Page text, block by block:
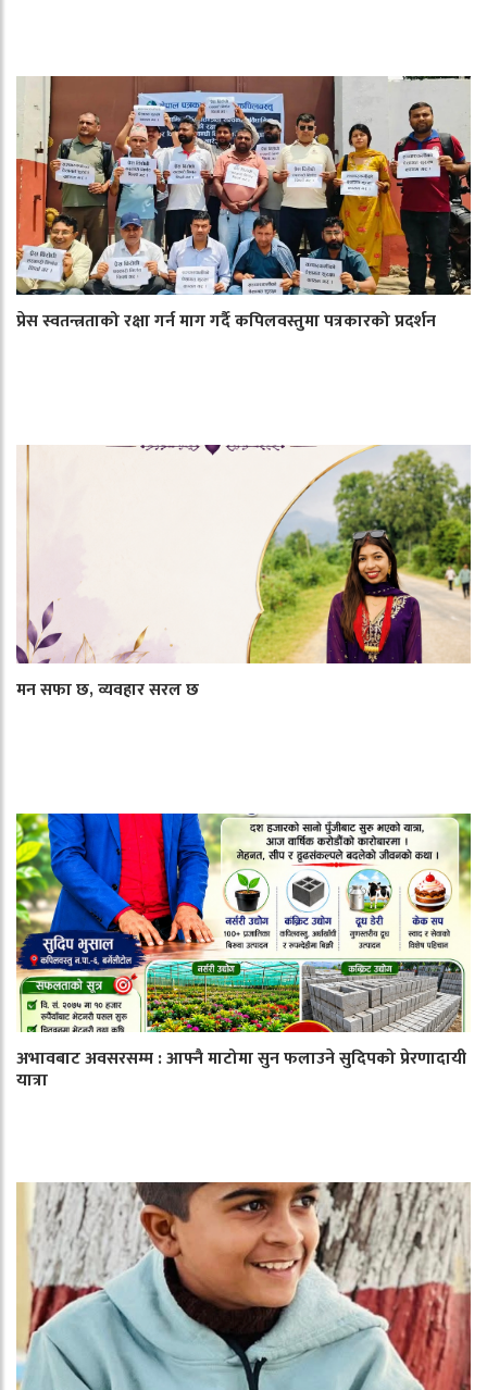
प्रेस स्वतन्त्रताको रक्षा गर्न माग गर्दै कपिलवस्तुमा पत्रकारको प्रदर्शन
मन सफा छ, व्यवहार सरल छ
अभावबाट अवसरसम्म : आफ्नै माटोमा सुन फलाउने सुदिपको प्रेरणादायी
यात्रा